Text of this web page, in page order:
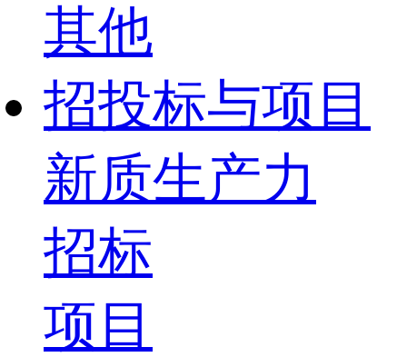
其他
招投标与项目
新质生产力
招标
项目